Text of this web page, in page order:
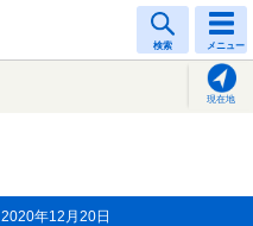
検索 メニュー
現在地
2020年12月20日